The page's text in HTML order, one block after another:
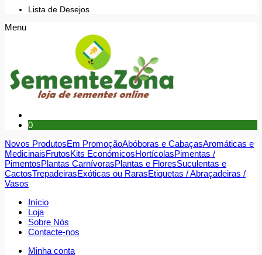
Lista de Desejos
Menu
0
Novos ProdutosEm PromoçãoAbóboras e CabaçasAromáticas e
MedicinaisFrutosKits EconómicosHortícolasPimentas /
PimentosPlantas CarnívorasPlantas e FloresSuculentas e
CactosTrepadeirasExóticas ou RarasEtiquetas / Abraçadeiras /
Vasos
Início
Loja
Sobre Nós
Contacte-nos
Minha conta